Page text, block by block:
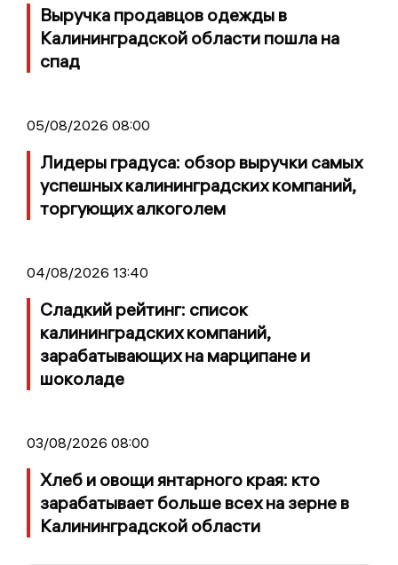
Выручка продавцов одежды в
Калининградской области пошла на
спад
05/08/2026 08:00
Лидеры градуса: обзор выручки самых
успешных калининградских компаний,
торгующих алкоголем
04/08/2026 13:40
Сладкий рейтинг: список
калининградских компаний,
зарабатывающих на марципане и
шоколаде
03/08/2026 08:00
Хлеб и овощи янтарного края: кто
зарабатывает больше всех на зерне в
Калининградской области